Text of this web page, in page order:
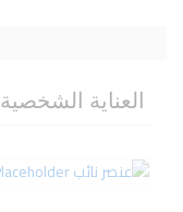
العناية الشخصية